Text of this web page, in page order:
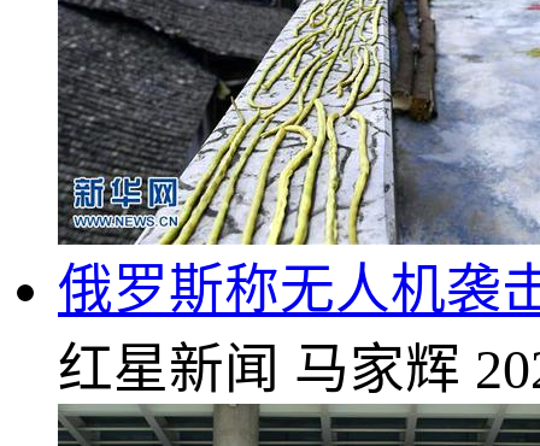
俄罗斯称无人机袭
红星新闻 马家辉